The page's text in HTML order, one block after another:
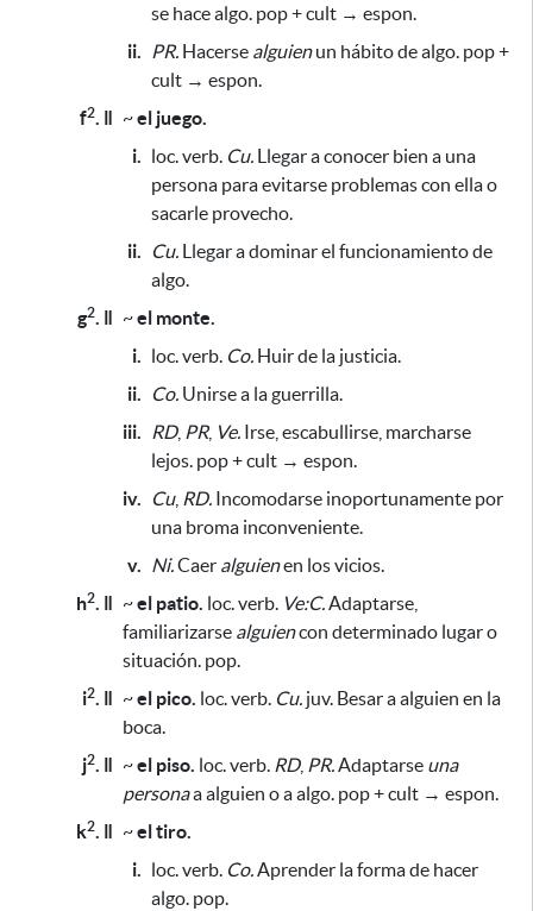
se hace algo. pop + cult → espon.
ii.
PR. Hacerse alguienun hábito de algo. pop +
cult → espon.
f2. ǁ ~el juego.
i. loc. verb. Cu. Llegar a conocer bien a una
persona para evitarse problemas con ella o
sacarle provecho.
ii.
Cu. Llegar a dominar el funcionamiento de
algo.
g2. ǁ ~el monte.
i. loc. verb. Co. Huir de la justicia.
ii.
Co. Unirse a la guerrilla.
iii.
RD, PR, Ve. Irse, escabullirse, marcharse
lejos. pop + cult → espon.
iv.
Cu, RD. Incomodarse inoportunamente por
una broma inconveniente.
v. Ni.Caer alguienen los vicios.
h2. ǁ ~el patio. loc. verb. Ve:C.Adaptarse,
familiarizarse alguiencon determinado lugar o
situación. pop.
i2. ǁ ~el pico. loc. verb. Cu. juv. Besar a alguien en la
boca.
j2. ǁ ~el piso. loc. verb. RD, PR.Adaptarse una
personaa alguien o a algo. pop + cult → espon.
k2. ǁ ~el tiro.
i. loc. verb. Co.Aprender la forma de hacer
algo. pop.